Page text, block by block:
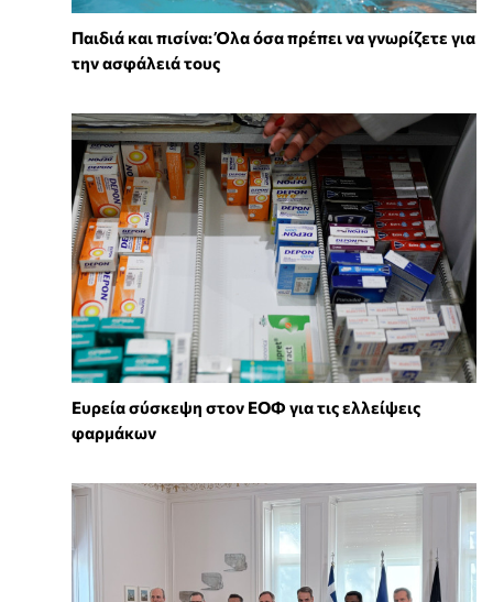
Παιδιά και πισίνα: Όλα όσα πρέπει να γνωρίζετε για
την ασφάλειά τους
Ευρεία σύσκεψη στον ΕΟΦ για τις ελλείψεις
φαρμάκων